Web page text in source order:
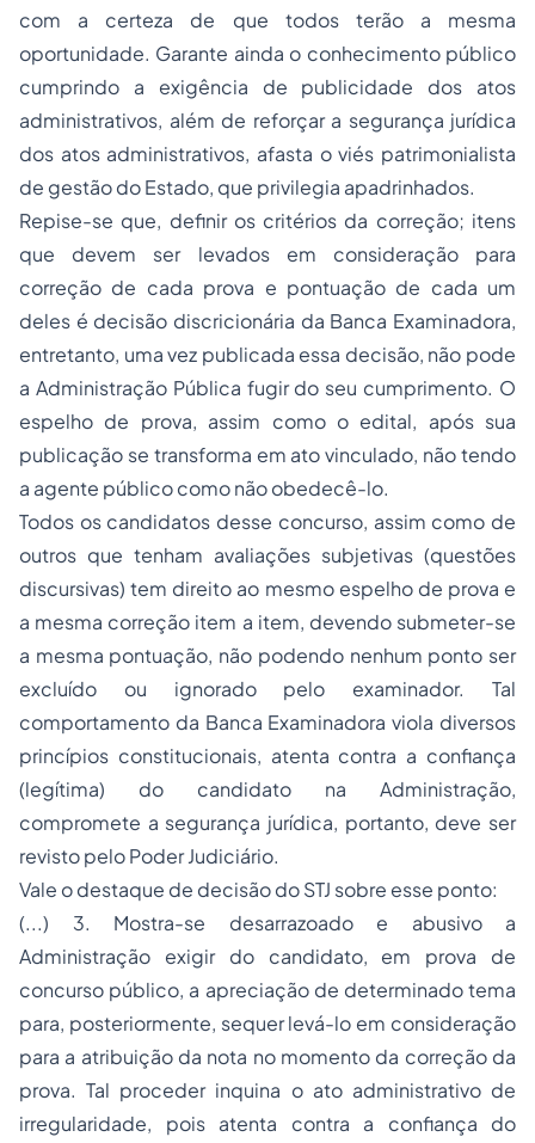
com a certeza de que todos terão a mesma
oportunidade. Garante ainda o conhecimento público
cumprindo a exigência de publicidade dos atos
administrativos, além de reforçar a segurança jurídica
dos atos administrativos, afasta o viés patrimonialista
de gestão do Estado, que privilegia apadrinhados.
Repise-se que, definir os critérios da correção; itens
que devem ser levados em consideração para
correção de cada prova e pontuação de cada um
deles é decisão discricionária da Banca Examinadora,
entretanto, uma vez publicada essa decisão, não pode
a Administração Pública fugir do seu cumprimento. O
espelho de prova, assim como o edital, após sua
publicação se transforma em ato vinculado, não tendo
a agente público como não obedecê-lo.
Todos os candidatos desse concurso, assim como de
outros que tenham avaliações subjetivas (questões
discursivas) tem direito ao mesmo espelho de prova e
a mesma correção item a item, devendo submeter-se
a mesma pontuação, não podendo nenhum ponto ser
excluído ou ignorado pelo examinador. Tal
comportamento da Banca Examinadora viola diversos
princípios constitucionais, atenta contra a confiança
(legítima) do candidato na Administração,
compromete a segurança jurídica, portanto, deve ser
revisto pelo Poder Judiciário.
Vale o destaque de decisão do STJ sobre esse ponto:
(...) 3. Mostra-se desarrazoado e abusivo a
Administração exigir do candidato, em prova de
concurso público, a apreciação de determinado tema
para, posteriormente, sequer levá-lo em consideração
para a atribuição da nota no momento da correção da
prova. Tal proceder inquina o ato administrativo de
irregularidade, pois atenta contra a confiança do